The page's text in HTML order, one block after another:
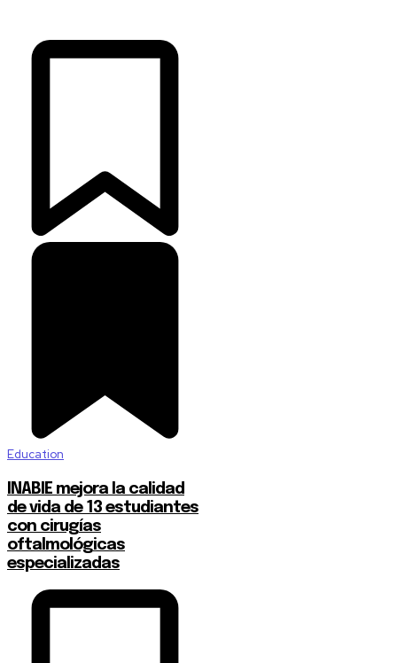
Education
INABIE mejora la calidad
de vida de 13 estudiantes
con cirugías
oftalmológicas
especializadas